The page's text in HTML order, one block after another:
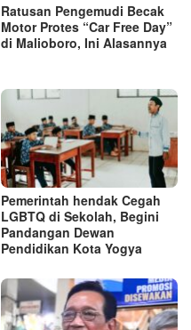
Ratusan Pengemudi Becak
Motor Protes “Car Free Day”
di Malioboro, Ini Alasannya
Pemerintah hendak Cegah
LGBTQ di Sekolah, Begini
Pandangan Dewan
Pendidikan Kota Yogya